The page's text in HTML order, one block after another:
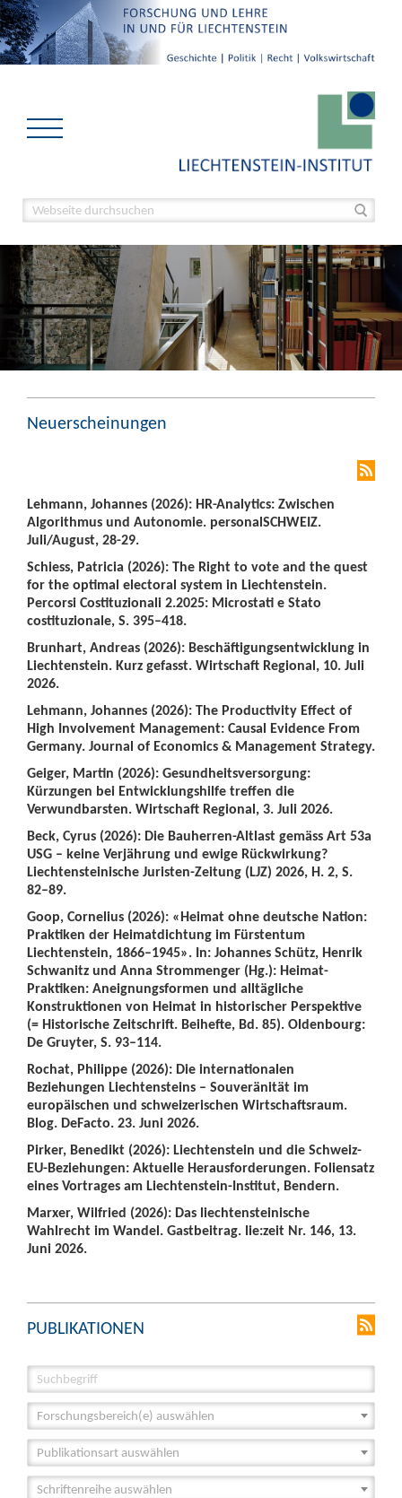
Neuerscheinungen
Lehmann, Johannes (2026): HR-Analytics: Zwischen
Algorithmus und Autonomie. personalSCHWEIZ.
Juli/August, 28-29.
Schiess, Patricia (2026): The Right to vote and the quest
for the optimal electoral system in Liechtenstein.
Percorsi Costituzionali 2.2025: Microstati e Stato
costituzionale, S. 395–418.
Brunhart, Andreas (2026): Beschäftigungsentwicklung in
Liechtenstein. Kurz gefasst. Wirtschaft Regional, 10. Juli
2026.
Lehmann, Johannes (2026): The Productivity Effect of
High Involvement Management: Causal Evidence From
Germany. Journal of Economics & Management Strategy.
Geiger, Martin (2026): Gesundheitsversorgung:
Kürzungen bei Entwicklungshilfe treffen die
Verwundbarsten. Wirtschaft Regional, 3. Juli 2026.
Beck, Cyrus (2026): Die Bauherren-Altlast gemäss Art 53a
USG – keine Verjährung und ewige Rückwirkung?
Liechtensteinische Juristen-Zeitung (LJZ) 2026, H. 2, S.
82–89.
Goop, Cornelius (2026): «Heimat ohne deutsche Nation:
Praktiken der Heimatdichtung im Fürstentum
Liechtenstein, 1866–1945». In: Johannes Schütz, Henrik
Schwanitz und Anna Strommenger (Hg.): Heimat-
Praktiken: Aneignungsformen und alltägliche
Konstruktionen von Heimat in historischer Perspektive
(= Historische Zeitschrift. Beihefte, Bd. 85). Oldenbourg:
De Gruyter, S. 93–114.
Rochat, Philippe (2026): Die internationalen
Beziehungen Liechtensteins – Souveränität im
europäischen und schweizerischen Wirtschaftsraum.
Blog. DeFacto. 23. Juni 2026.
Pirker, Benedikt (2026): Liechtenstein und die Schweiz-
EU-Beziehungen: Aktuelle Herausforderungen. Foliensatz
eines Vortrages am Liechtenstein-Institut, Bendern.
Marxer, Wilfried (2026): Das liechtensteinische
Wahlrecht im Wandel. Gastbeitrag. lie:zeit Nr. 146, 13.
Juni 2026.
PUBLIKATIONEN
Forschungsbereich(e) auswählen
Publikationsart auswählen
Schriftenreihe auswählen